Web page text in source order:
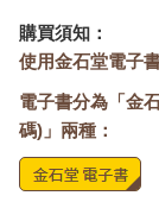
購買須知：
使用金石堂電子
電子書分為「金
碼)」兩種：